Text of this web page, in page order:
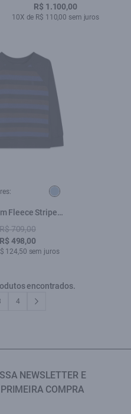
R$ 1.100,00
10X de R$ 110,00 sem juros
Fleece Striped
Azul Bic
R$ 709,00
R$ 498,00
124,50 sem juros
encontrados.
4
NEWSLETTER E
COMPRA